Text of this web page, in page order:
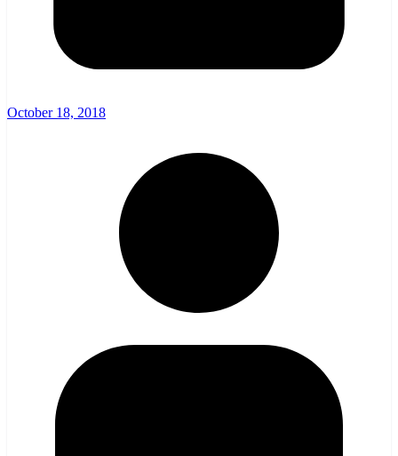
October 18, 2018